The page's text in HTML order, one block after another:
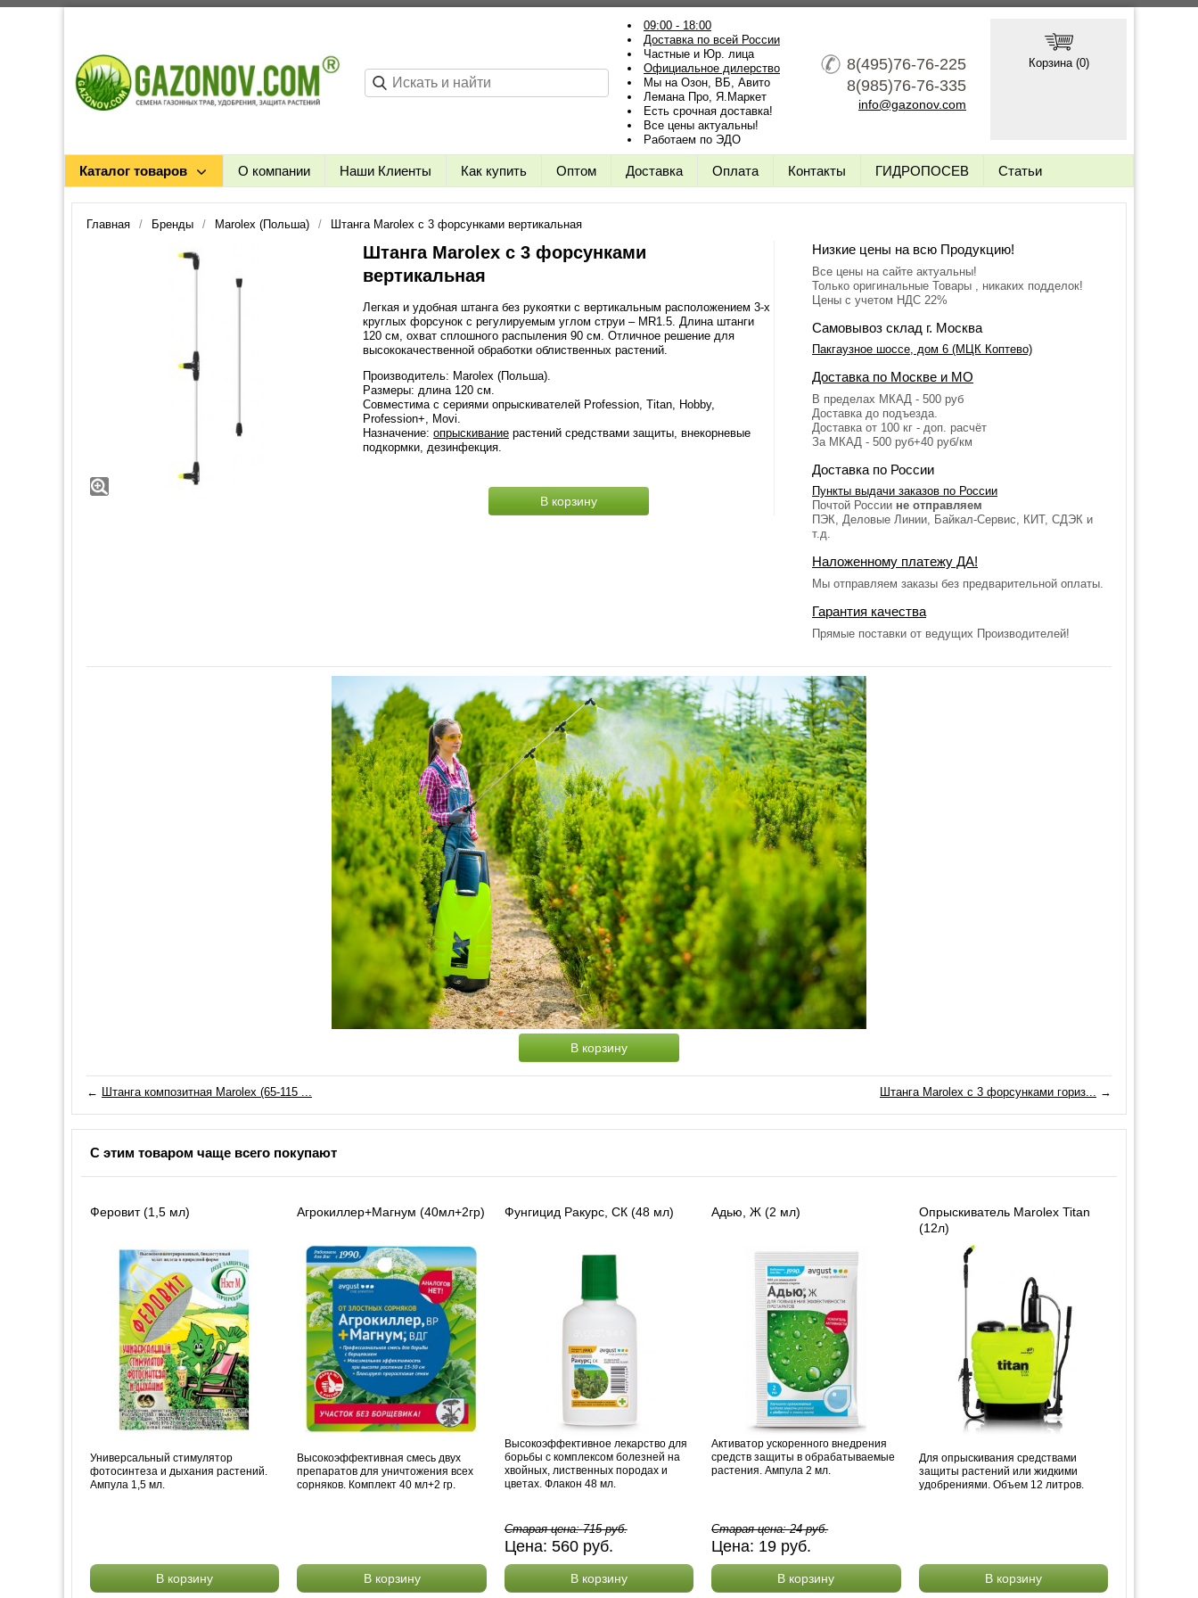
09:00 - 18:00
Доставка по всей России
Частные и Юр. лица
Официальное дилерство
Мы на Озон, ВБ, Авито
Лемана Про, Я.Маркет
Есть срочная доставка!
Все цены актуальны!
Работаем по ЭДО
8(495)76-76-225
8(985)76-76-335
info@gazonov.com
Корзина (0)
Каталог товаров О компании Наши Клиенты Как купить Оптом Доставка Оплата Контакты ГИДРОПОСЕВ Статьи
Главная Бренды Marolex (Польша) Штанга Marolex с 3 форсунками вертикальная
Штанга Marolex с 3 форсунками
вертикальная
Легкая и удобная штанга без рукоятки с вертикальным расположением 3-х
круглых форсунок с регулируемым углом струи – MR1.5. Длина штанги
120 см, охват сплошного распыления 90 см. Отличное решение для
высококачественной обработки облиственных растений.
Производитель: Marolex (Польша).
Размеры: длина 120 см.
Совместима с сериями опрыскивателей Profession, Titan, Hobby,
Profession+, Movi.
Назначение: опрыскивание растений средствами защиты, внекорневые
подкормки, дезинфекция.
В корзину
Низкие цены на всю Продукцию!
Все цены на сайте актуальны!
Только оригинальные Товары , никаких подделок!
Цены с учетом НДС 22%
Самовывоз склад г. Москва
Пакгаузное шоссе, дом 6 (МЦК Коптево)
Доставка по Москве и МО
В пределах МКАД - 500 руб
Доставка до подъезда.
Доставка от 100 кг - доп. расчёт
За МКАД - 500 руб+40 руб/км
Доставка по России
Пункты выдачи заказов по России
Почтой России не отправляем
ПЭК, Деловые Линии, Байкал-Сервис, КИТ, СДЭК и
т.д.
Наложенному платежу ДА!
Мы отправляем заказы без предварительной оплаты.
Гарантия качества
Прямые поставки от ведущих Производителей!
В корзину
← Штанга композитная Marolex (65-115 ... Штанга Marolex с 3 форсунками гориз... →
С этим товаром чаще всего покупают
Феровит (1,5 мл)
Универсальный стимулятор
фотосинтеза и дыхания растений.
Ампула 1,5 мл.
В корзину
Агрокиллер+Магнум (40мл+2гр)
Высокоэффективная смесь двух
препаратов для уничтожения всех
сорняков. Комплект 40 мл+2 гр.
В корзину
Фунгицид Ракурс, СК (48 мл)
Высокоэффективное лекарство для
борьбы с комплексом болезней на
хвойных, лиственных породах и
цветах. Флакон 48 мл.
Старая цена:715руб.
Цена: 560руб.
В корзину
Адью, Ж (2 мл)
Активатор ускоренного внедрения
средств защиты в обрабатываемые
растения. Ампула 2 мл.
Старая цена:24руб.
Цена: 19 руб.
В корзину
Опрыскиватель Marolex Titan
(12л)
Для опрыскивания средствами
защиты растений или жидкими
удобрениями. Объем 12 литров.
В корзину